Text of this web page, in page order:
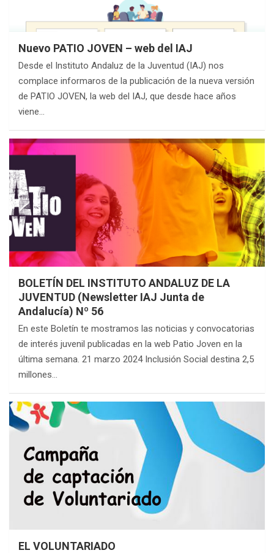
Nuevo PATIO JOVEN – web del IAJ
Desde el Instituto Andaluz de la Juventud (IAJ) nos
complace informaros de la publicación de la nueva versión
de PATIO JOVEN, la web del IAJ, que desde hace años
viene…
BOLETÍN DEL INSTITUTO ANDALUZ DE LA
JUVENTUD (Newsletter IAJ Junta de
Andalucía) Nº 56
En este Boletín te mostramos las noticias y convocatorias
de interés juvenil publicadas en la web Patio Joven en la
última semana. 21 marzo 2024 Inclusión Social destina 2,5
millones…
EL VOLUNTARIADO